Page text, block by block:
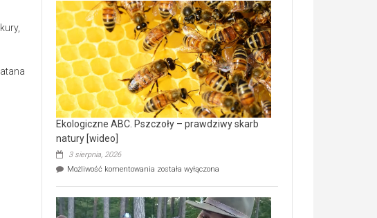
Wręczyca
Wielka
z
dofinansowaniem
ponad
15,6
mln
na
modernizację
oczyszczalni
ścieków
[wideo]
Ekologiczne ABC. Pszczoły – prawdziwy skarb
natury [wideo]
3 sierpnia, 2026
Możliwość komentowania Ekologiczne
–
prawdziwy
została wyłączona